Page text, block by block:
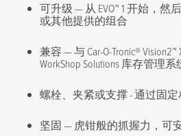
可升级 — 从 EVO™ 1 开始，然后
或其他提供的组合
兼容 — 与 Car-O-Tronic®
WorkShop Solutions 库存管理
螺栓、夹紧或支撑 - 通过固
坚固 — 虎钳般的抓握力，可